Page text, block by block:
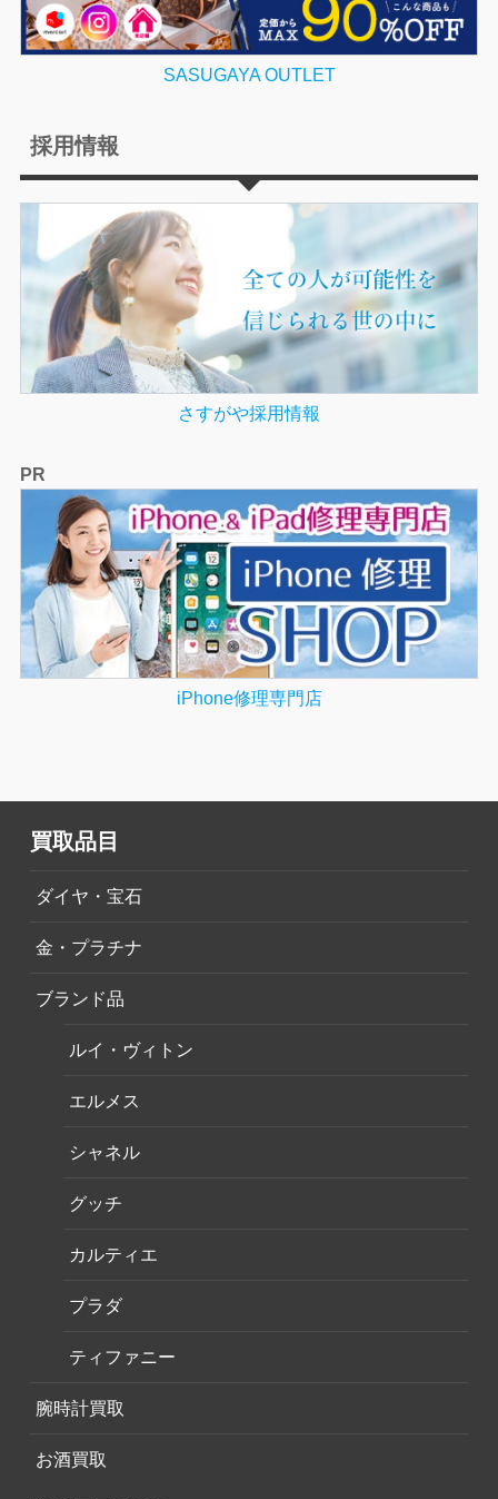
SASUGAYA OUTLET
採用情報
さすがや採用情報
PR
iPhone修理専門店
買取品目
ダイヤ・宝石
金・プラチナ
ブランド品
ルイ・ヴィトン
エルメス
シャネル
グッチ
カルティエ
プラダ
ティファニー
腕時計買取
お酒買取